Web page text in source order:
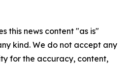
this news content "as is"
kind. We do not accept any
for the accuracy, content,